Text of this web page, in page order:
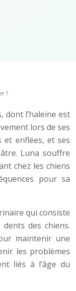
?
dont l’haleine est
lors de ses
et enflées, et ses
Luna souffre
chez les chiens
pour sa
qui consiste
des chiens.
maintenir une
les problèmes
liés à l’âge du